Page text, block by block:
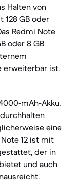
Halten von
GB oder
Redmi Note
oder 8 GB
erweiterbar ist.
mAh-Akku,
eine
12 ist mit
der in
und auch